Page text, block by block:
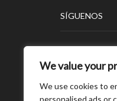
We value your
We use cookies to
personalised ads or
SÍGUENOS